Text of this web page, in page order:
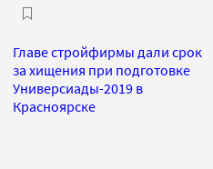
Главе стройфирмы дали срок
за хищения при подготовке
Универсиады-2019 в
Красноярске